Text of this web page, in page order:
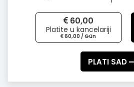
60,00
Platite u kancelariji
60,00 / Gün
PLATI SAD